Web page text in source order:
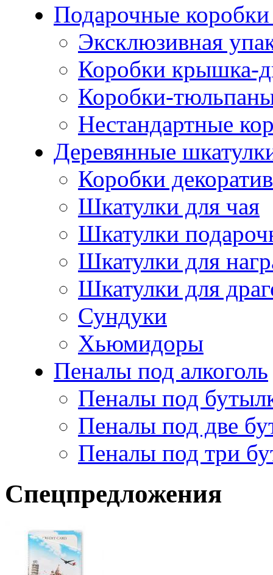
Подарочные коробки
Эксклюзивная
Коробки крышка-
Коробки-
Нестандартные
Деревянные
Коробки
Шкатулки для чая
Шкатулки
Шкатулки для
Шкатулки для
Сундуки
Хьюмидоры
Пеналы под алкоголь
Пеналы под
Пеналы под две
Пеналы под три
Спецпредложения